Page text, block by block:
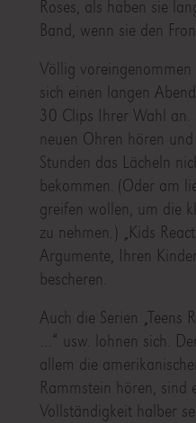
Roses, als haben sie
Band, wenn sie den
Völlig
sich einen langen
30 Clips Ihrer Wahl an.
neuen Ohren hören
Stunden das Lächeln
bekommen. (Oder am
greifen wollen, um die
zu nehmen.) „Kids
Argumente, Ihren
bescheren.
Auch die Serien „Teens
…“ usw. lohnen sich.
allem die
Rammstein hören, sind
Vollständigkeit halber